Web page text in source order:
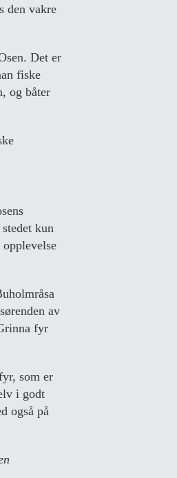
den vakre
Det er
fiske
og båter
kun
av
fyr
som er
i godt
også på